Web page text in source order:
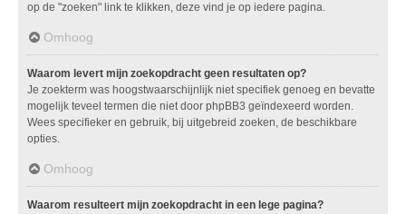
op de "zoeken" link te klikken, deze vind je op iedere pagina.
Omhoog
Waarom levert mijn zoekopdracht geen resultaten op?
Je zoekterm was hoogstwaarschijnlijk niet specifiek genoeg en bevatte
mogelijk teveel termen die niet door phpBB3 geïndexeerd worden.
Wees specifieker en gebruik, bij uitgebreid zoeken, de beschikbare
opties.
Omhoog
Waarom resulteert mijn zoekopdracht in een lege pagina?